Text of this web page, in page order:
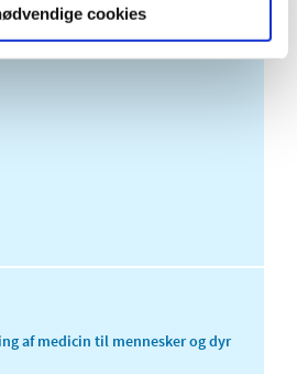
cookies
af medicin til mennesker og dyr